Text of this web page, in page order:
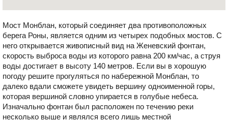
Мост Монблан, который соединяет два противоположных
берега Роны, является одним из четырех подобных мостов. С
него открывается живописный вид на Женевский фонтан,
скорость выброса воды из которого равна 200 км/час, а струя
воды достигает в высоту 140 метров. Если вы в хорошую
погоду решите прогуляться по набережной Монблан, то
далеко вдали сможете увидеть вершину одноименной горы,
которая вершиной словно упирается в голубые небеса.
Изначально фонтан был расположен по течению реки
несколько выше и являлся всего лишь местной